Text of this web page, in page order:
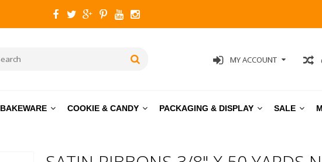
MY ACCOUNT
BAKEWARE COOKIE & CANDY PACKAGING & DISPLAY SALE